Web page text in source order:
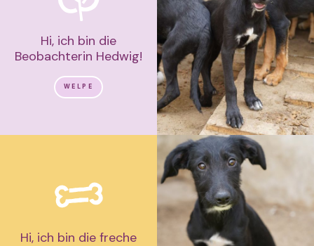
Hi, ich bin die
Beobachterin Hedwig!
WELPE
Hi, ich bin die freche